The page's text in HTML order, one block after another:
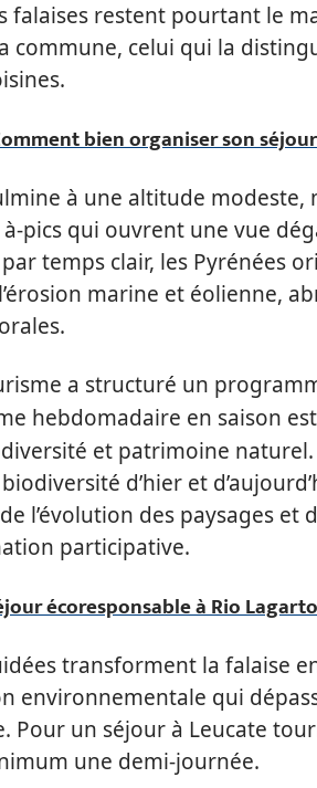
falaises restent pourtant le
commune, celui qui la
bien organiser son
à une altitude
pics qui ouvrent une vue
temps clair, les Pyrénées
marine et éolienne,
a structuré un
hebdomadaire en saison
et patrimoine
d’hier et
l’évolution des paysages et
participative.
écoresponsable à Rio
transforment la falaise
environnementale qui
Pour un séjour à Leucate
une demi-journée.